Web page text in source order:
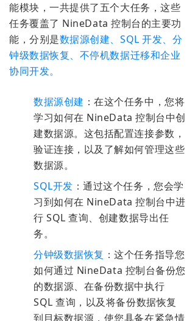
能模块，一共提供了五个大任务，这些
任务覆盖了 NineData 控制台的主要功
能，分别是数据源创建、SQL 开发、分
钟级数据恢复、不停机数据迁移和企业
协同开发。
数据源创建 ：在这个任务中，您将
学习如何在 NineData 控制台中创
建数据源。这包括配置连接参数，
验证连接，以及了解如何管理这些
数据源。
SQL开发 ：通过这个任务，您会学
习到如何在 NineData 控制台中进
行 SQL 查询、创建数据导出任
务。
分钟级数据恢复 ：这个任务指导您
如何通过 NineData 控制台备份您
的数据源、在备份数据中执行
SQL 查询，以及将备份数据恢复
到目标数据源，使您具备在紧急情